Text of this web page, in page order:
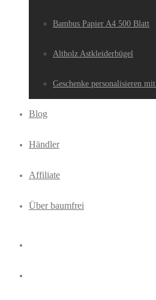
Bambus Papier A4 500 Blatt
Altholz Astkleiderbügel
Geschenke personalisieren
Blog
Händler
Affiliate
Über baumfrei